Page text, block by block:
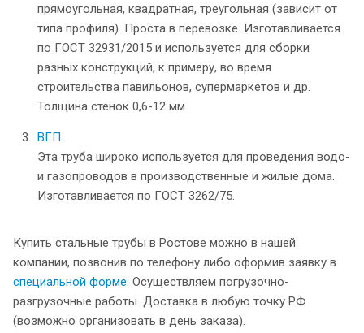
прямоугольная, квадратная, треугольная (зависит от
типа профиля). Проста в перевозке. Изготавливается
по ГОСТ 32931/2015 и используется для сборки
разных конструкций, к примеру, во время
строительства павильонов, супермаркетов и др.
Толщина стенок 0,6-12 мм.
ВГП
Эта труба широко используется для проведения водо-
и газопроводов в производственные и жилые дома.
Изготавливается по ГОСТ 3262/75.
Купить стальные трубы в Ростове можно в нашей
компании, позвонив по телефону либо оформив заявку в
специальной форме. Осуществляем погрузочно-
разгрузочные работы. Доставка в любую точку РФ
(возможно организовать в день заказа).